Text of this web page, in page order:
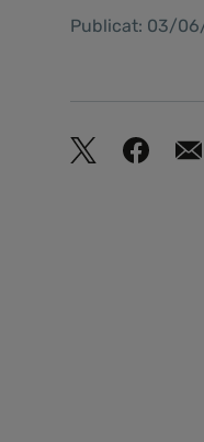
Publicat: 03/